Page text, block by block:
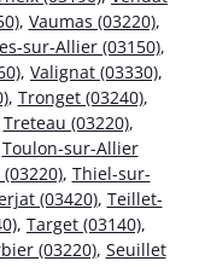
, Vaumas (03220),
sur-Allier (03150),
, Valignat (03330),
, Tronget (03240),
Treteau (03220),
Toulon-sur-Allier
, Thiel-sur-
(03420), Teillet-
, Target (03140),
(03220), Seuillet